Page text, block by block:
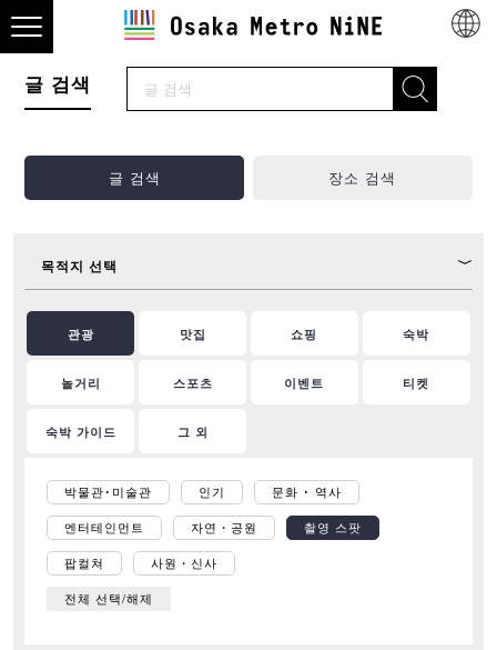
글 검색
글 검색 장소 검색
목적지 선택
관광 맛집 쇼핑 숙박
놀거리 스포츠 이벤트 티켓
숙박 가이드 그 외
박물관･미술관 인기 문화 ･ 역사
엔터테인먼트 자연・공원 촬영 스팟
팝컬쳐 사원・신사
전체 선택/해제